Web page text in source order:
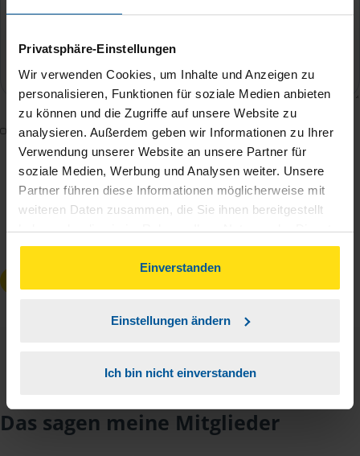
Privatsphäre-Einstellungen
Wir verwenden Cookies, um Inhalte und Anzeigen zu
personalisieren, Funktionen für soziale Medien anbieten
zu können und die Zugriffe auf unsere Website zu
analysieren. Außerdem geben wir Informationen zu Ihrer
Verwendung unserer Website an unsere Partner für
soziale Medien, Werbung und Analysen weiter. Unsere
Partner führen diese Informationen möglicherweise mit
weiteren Daten zusammen, die Sie ihnen bereitgestellt
haben oder die sie im Rahmen Ihrer Nutzung der Dienste
gesammelt haben. Indem Sie auf Einverstanden klicken,
können Sie der Verwendung von Cookies, gemäß
unserer➔ Datenschutzrichtliniezustimmen.
Einverstanden
Einstellungen ändern
Ich bin nicht einverstanden
Mit dem Absenden des Kontaktformulars erkläre ich
mich damit einverstanden, dass meine Daten zur
Bearbeitung meines Anliegens sowie zur internen
Analyse der Zugriffsquelle verwendet werden.
habe ich zur
Kenntnis genommen.*
Das sagen meine Mitglieder